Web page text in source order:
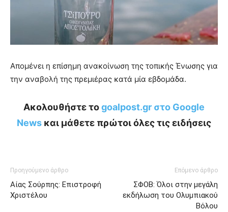
Απομένει η επίσημη ανακοίνωση της τοπικής Ένωσης για
την αναβολή της πρεμιέρας κατά μία εβδομάδα.
Ακολουθήστε τοgoalpost.gr στο Google
News και μάθετε πρώτοι όλες τις ειδήσεις
Προηγούμενο άρθρο
Αίας Σούρπης: Επιστροφή
Χριστέλου
Επόμενο άρθρο
ΣΦΟΒ: Όλοι στην μεγάλη
εκδήλωση του Ολυμπιακού
Βόλου